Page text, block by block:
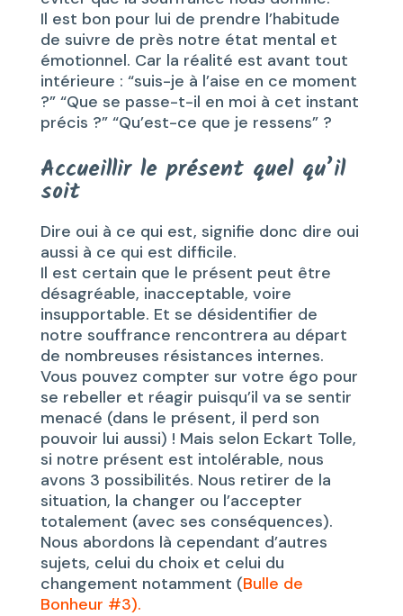
Il est bon pour lui de prendre l’habitude
de suivre de près notre état mental et
émotionnel. Car la réalité est avant tout
intérieure : “suis-je à l’aise en ce moment
?” “Que se passe-t-il en moi à cet instant
précis ?” “Qu’est-ce que je ressens” ?
Accueillir le présent quel qu’il
soit
Dire oui à ce qui est, signifie donc dire oui
aussi à ce qui est difficile.
Il est certain que le présent peut être
désagréable, inacceptable, voire
insupportable. Et se désidentifier de
notre souffrance rencontrera au départ
de nombreuses résistances internes.
Vous pouvez compter sur votre égo pour
se rebeller et réagir puisqu’il va se sentir
menacé (dans le présent, il perd son
pouvoir lui aussi) ! Mais selon Eckart Tolle,
si notre présent est intolérable, nous
avons 3 possibilités. Nous retirer de la
situation, la changer ou l’accepter
totalement (avec ses conséquences).
Nous abordons là cependant d’autres
sujets, celui du choix et celui du
changement notamment (Bulle de
Bonheur #3).